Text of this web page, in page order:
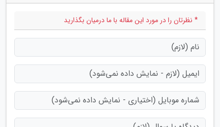
* نظرتان را در مورد این مقاله با ما درمیان بگذارید